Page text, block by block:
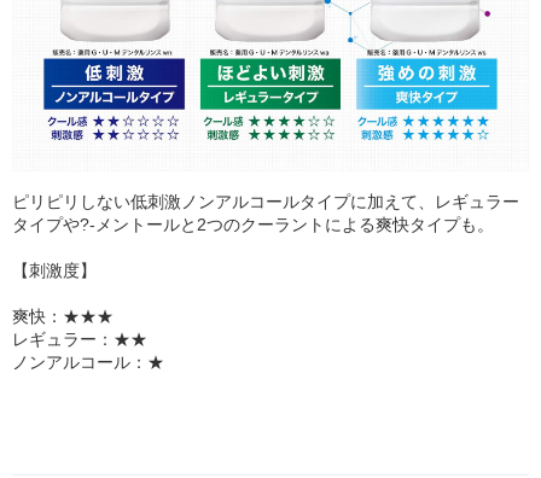
ピリピリしない低刺激ノンアルコールタイプに加えて、レギュラー
タイプや?-メントールと2つのクーラントによる爽快タイプも。
【刺激度】
爽快：★★★
レギュラー：★★
ノンアルコール：★